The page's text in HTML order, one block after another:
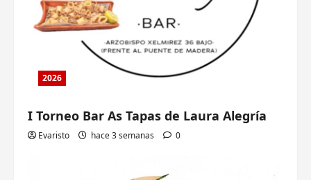
2026
I Torneo Bar As Tapas de Laura Alegría
Evaristo hace 3 semanas 0